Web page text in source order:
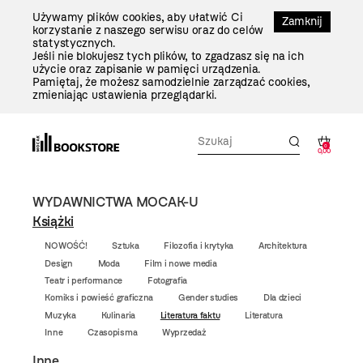
Zamknij
Używamy plików cookies, aby ułatwić Ci
korzystanie z naszego serwisu oraz do celów
statystycznych.
Jeśli nie blokujesz tych plików, to zgadzasz się na ich
użycie oraz zapisanie w pamięci urządzenia.
Pamiętaj, że możesz samodzielnie zarządzać cookies,
zmieniając ustawienia przeglądarki.
0
0,00
WYDAWNICTWA MOCAK-U
Książki
NOWOŚĆ! Sztuka Filozofia i krytyka
Architektura
Design
Moda
Film i nowe media
Teatr i performance
Fotografia
Komiks i powieść graficzna
Gender studies
Dla dzieci
Muzyka
Kulinaria Literatura faktu
Literatura
Inne
Czasopisma Wyprzedaż